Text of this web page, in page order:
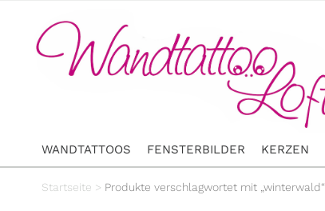
WANDTATTOOS FENSTERBILDER KERZEN
Startseite > Produkte verschlagwortet mit „winterwald“